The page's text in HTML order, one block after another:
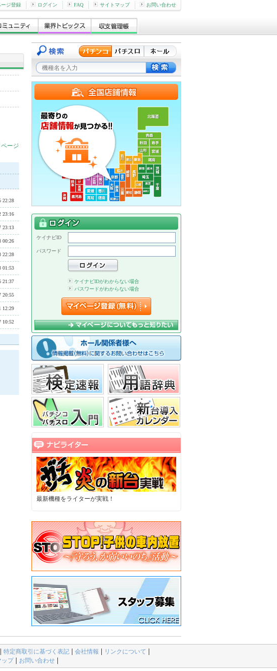
ジ登録 ログイン FAQ サイトマップ お問い合わせ
ージ
22:28
23:16
23:13
00:26
22:28
01:53
21:37
20:55
12:29
10:52
ケイナビID
パスワード
ケイナビIDがわからない場合
パスワードがわからない場合
最新機種をライターが実戦！
特定商取引に基づく表記 会社情報
リンクについて
ップ お問い合わせ